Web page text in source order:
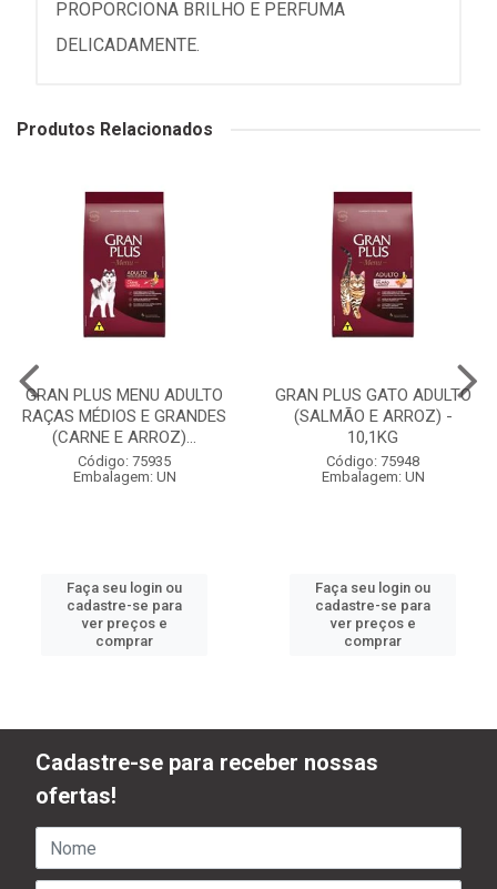
PROPORCIONA BRILHO E PERFUMA
DELICADAMENTE.
Produtos Relacionados
GRAN PLUS MENU ADULTO
RAÇAS MÉDIOS E GRANDES
(CARNE E ARROZ)...
Código: 75935
Embalagem: UN
Faça seu login ou
cadastre-se para
ver preços e
comprar
GRAN PLUS GATO ADULTO
(SALMÃO E ARROZ) -
10,1KG
Código: 75948
Embalagem: UN
Faça seu login ou
cadastre-se para
ver preços e
comprar
Cadastre-se para receber nossas
ofertas!